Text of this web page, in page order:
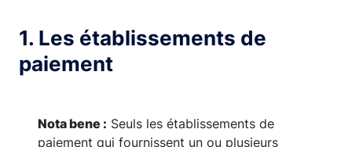
1. Les établissements de
paiement
Nota bene : Seuls les établissements de
paiement qui fournissent un ou plusieurs